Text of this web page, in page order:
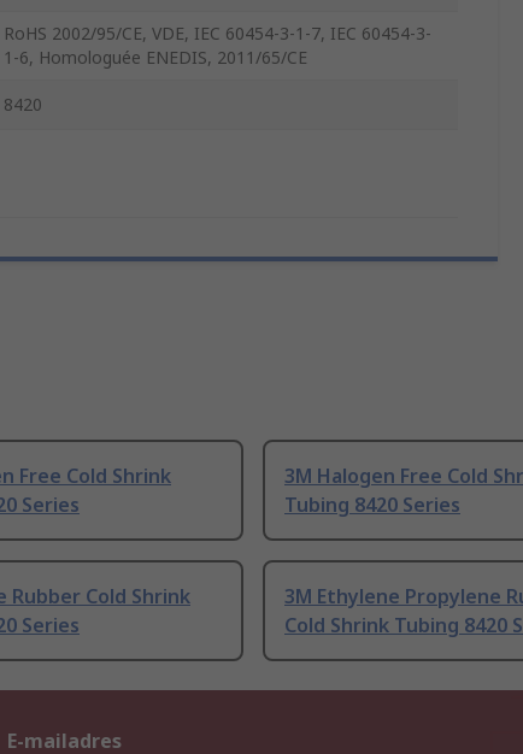
RoHS 2002/95/CE, VDE, IEC 60454-3-1-7, IEC 60454-3-
1-6, Homologuée ENEDIS, 2011/65/CE
8420
Free Cold Shrink
Series
3M Halogen Free Cold
Tubing 8420 Series
Rubber Cold Shrink
Series
3M Ethylene Propylene
Cold Shrink Tubing 8420
E-mailadres